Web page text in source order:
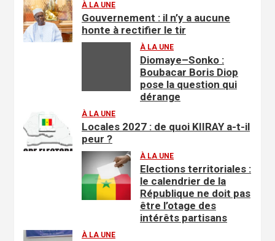
À LA UNE
Gouvernement : il n’y a aucune
honte à rectifier le tir
À LA UNE
Diomaye–Sonko :
Boubacar Boris Diop
pose la question qui
dérange
À LA UNE
Locales 2027 : de quoi KIIRAY a-t-il
peur ?
À LA UNE
Elections territoriales :
le calendrier de la
République ne doit pas
être l’otage des
intérêts partisans
À LA UNE